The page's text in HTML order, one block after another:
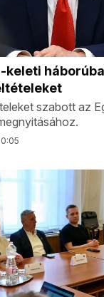
keleti
szabott az